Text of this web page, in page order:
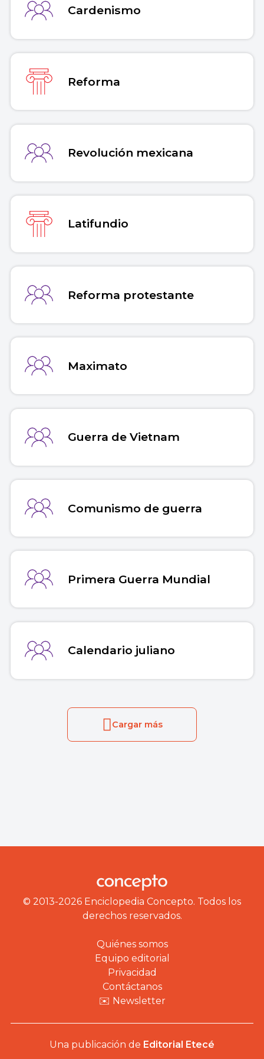
Cardenismo
Reforma
Revolución mexicana
Latifundio
Reforma protestante
Maximato
Guerra de Vietnam
Comunismo de guerra
Primera Guerra Mundial
Calendario juliano
Cargar más
© 2013-2026 Enciclopedia Concepto. Todos los
derechos reservados.
Quiénes somos
Equipo editorial
Privacidad
Contáctanos
✉️ Newsletter
Una publicación de Editorial Etecé